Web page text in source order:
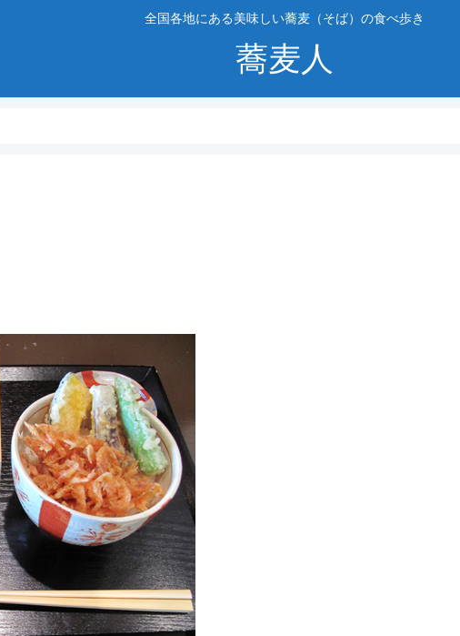
全国各地にある美味しい蕎麦（そば）の食べ歩き
蕎麦人